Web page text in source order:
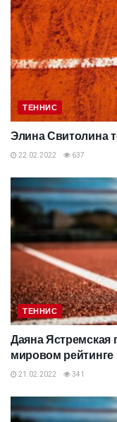
ТЕННИС
Элина Свитолина
22.02.2022 637
ТЕННИС
Даяна Ястремская
мировом рейтинге
21.02.2022 341